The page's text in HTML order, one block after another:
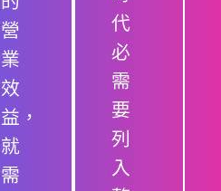
營
業
效
益，
就
需
代
必
需
要
列
入